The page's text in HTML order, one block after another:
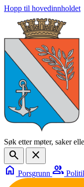
Hopp til hovedinnholdet
Søk etter møter, saker
search
close
home Porsgrunn group